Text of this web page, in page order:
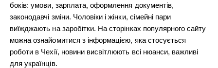
боків: умови, зарплата, оформлення документів,
законодавчі зміни. Чоловіки і жінки, сімейні пари
виїжджають на заробітки. На сторінках популярного сайту
можна ознайомитися з інформацією, яка стосується
роботи в Чехії, новини висвітлюють всі нюанси, важливі
для українців.